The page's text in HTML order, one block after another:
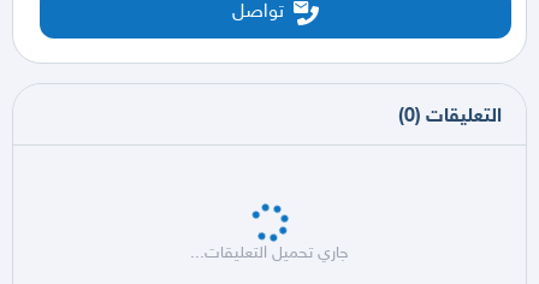
تواصل
التعليقات (
0
)
جاري تحميل التعليقات...